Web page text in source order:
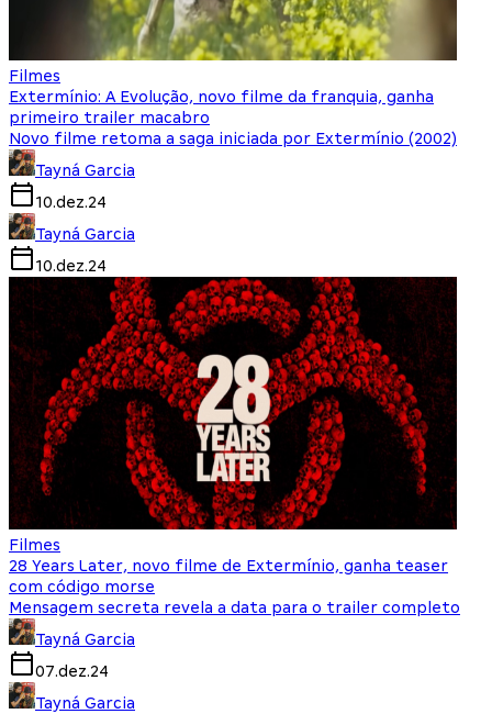
Filmes
Extermínio: A Evolução, novo filme da franquia, ganha
primeiro trailer macabro
Novo filme retoma a saga iniciada por Extermínio (2002)
Tayná Garcia
10.dez.24
Tayná Garcia
10.dez.24
Filmes
28 Years Later, novo filme de Extermínio, ganha teaser
com código morse
Mensagem secreta revela a data para o trailer completo
Tayná Garcia
07.dez.24
Tayná Garcia